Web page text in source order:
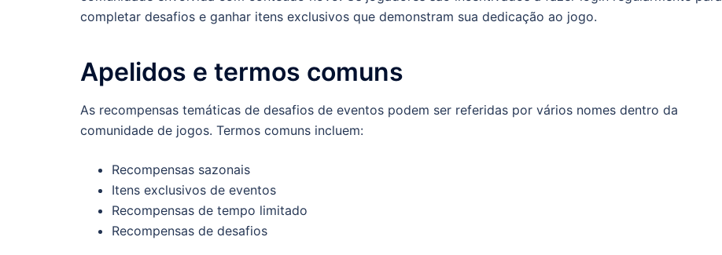
completar desafios e ganhar itens exclusivos que demonstram sua dedicação ao jogo.
Apelidos e termos comuns
As recompensas temáticas de desafios de eventos podem ser referidas por vários nomes dentro da
comunidade de jogos. Termos comuns incluem:
Recompensas sazonais
Itens exclusivos de eventos
Recompensas de tempo limitado
Recompensas de desafios